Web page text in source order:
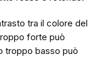
tra il colore del
forte può
troppo basso può